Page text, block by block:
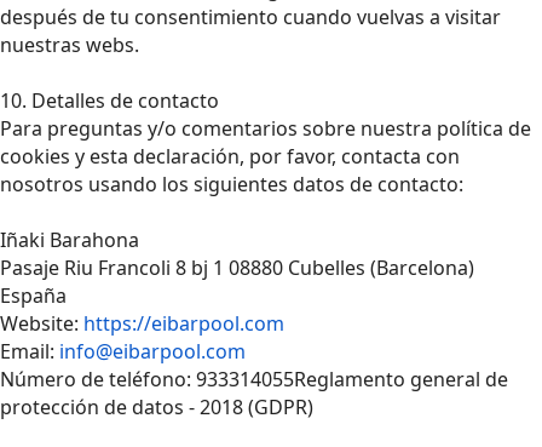
después de tu consentimiento cuando vuelvas a visitar
nuestras webs.
10. Detalles de contacto
Para preguntas y/o comentarios sobre nuestra política de
cookies y esta declaración, por favor, contacta con
nosotros usando los siguientes datos de contacto:
Iñaki Barahona
Pasaje Riu Francoli 8 bj 1 08880 Cubelles (Barcelona)
España
Website: https://eibarpool.com
Email: info@eibarpool.com
Número de teléfono: 933314055Reglamento general de
protección de datos - 2018 (GDPR)